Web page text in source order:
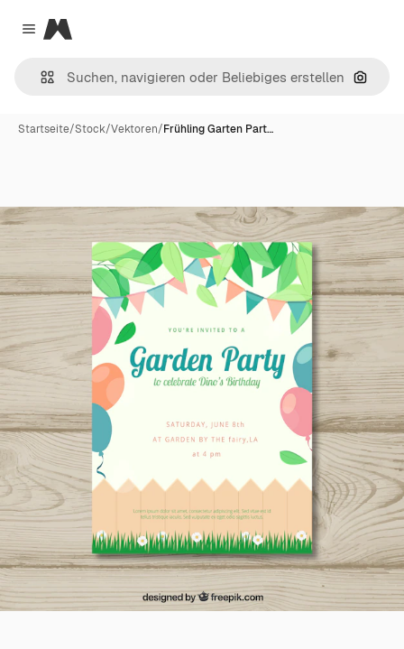
Close menu
Magnific
Nach
Startseite/Stock/Vektoren/Frühling Garten Part…